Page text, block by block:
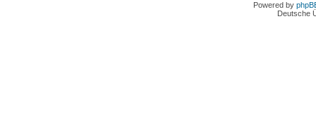
Powered by
Deutsche